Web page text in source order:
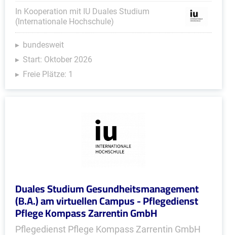
In Kooperation mit IU Duales Studium
(Internationale Hochschule)
bundesweit
Start: Oktober 2026
Freie Plätze: 1
Duales Studium Gesundheitsmanagement
(B.A.) am virtuellen Campus - Pflegedienst
Pflege Kompass Zarrentin GmbH
Pflegedienst Pflege Kompass Zarrentin GmbH